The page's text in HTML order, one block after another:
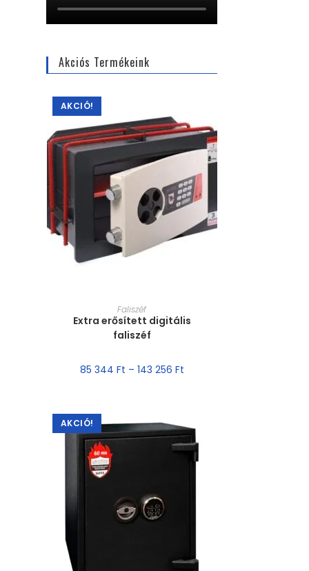
Akciós Termékeink
AKCIÓ!
MÉRET VÁLASZTÁSA
Faliszéf
Extra erősített digitális
faliszéf
85 344 Ft – 143 256 Ft
AKCIÓ!